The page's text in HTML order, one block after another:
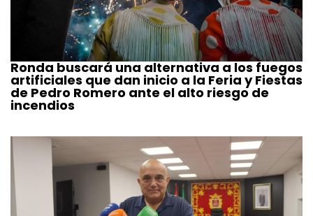
Ronda buscará una alternativa a los fuegos
artificiales que dan inicio a la Feria y Fiestas
de Pedro Romero ante el alto riesgo de
incendios